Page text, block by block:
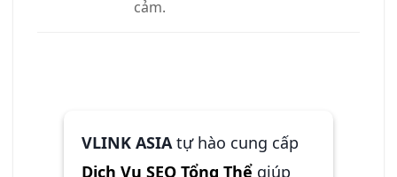
cảm.
VLINK ASIAtự hào cung cấp
Dịch Vụ SEO Tổng Thể giúp